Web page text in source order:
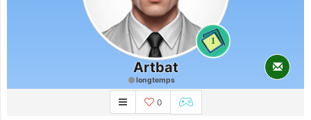
1
Artbat
longtemps
0